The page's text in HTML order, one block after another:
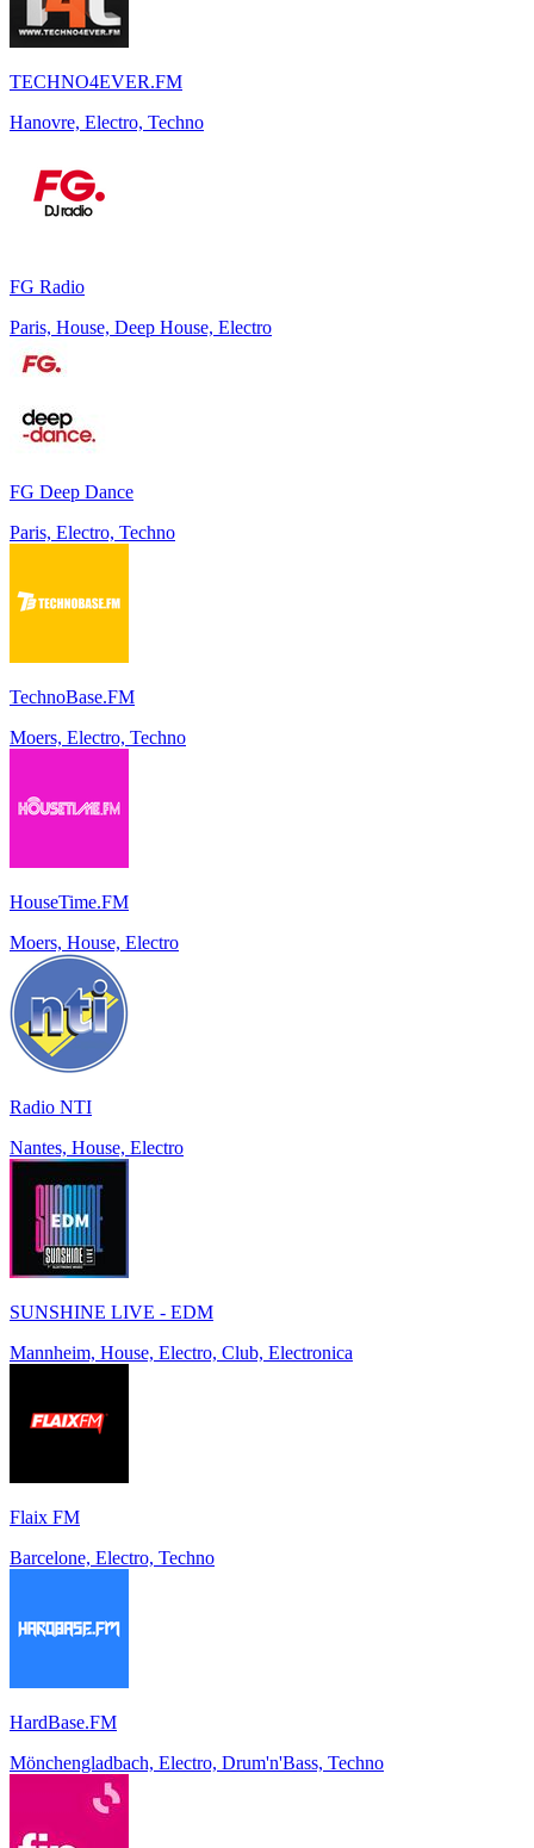
TECHNO4EVER.FM
Hanovre, Electro, Techno
FG Radio
Paris, House, Deep House, Electro
FG Deep Dance
Paris, Electro, Techno
TechnoBase.FM
Moers, Electro, Techno
HouseTime.FM
Moers, House, Electro
Radio NTI
Nantes, House, Electro
SUNSHINE LIVE - EDM
Mannheim, House, Electro, Club, Electronica
Flaix FM
Barcelone, Electro, Techno
HardBase.FM
Mönchengladbach, Electro, Drum'n'Bass, Techno